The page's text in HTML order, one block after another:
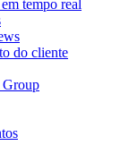
tempo real
do cliente